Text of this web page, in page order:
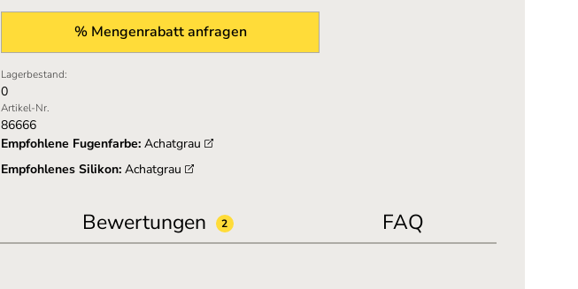
% Mengenrabatt anfragen
Lagerbestand:
0
Artikel-Nr.
86666
Empfohlene Fugenfarbe: Achatgrau
Empfohlenes Silikon: Achatgrau
Bewertungen 2 FAQ